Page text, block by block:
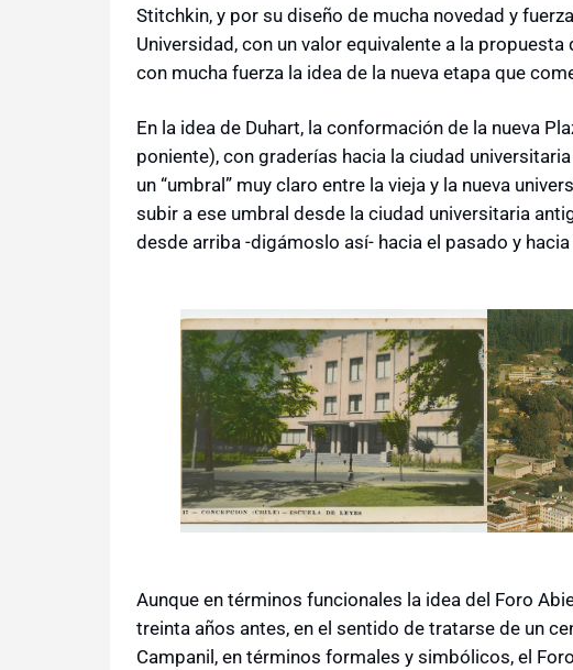
Stitchkin, y por su diseño de mucha novedad y
Universidad, con un valor equivalente a la
con mucha fuerza la idea de la nueva etapa que
En la idea de Duhart, la conformación de la nueva
poniente), con graderías hacia la ciudad
un “umbral” muy claro entre la vieja y la nueva
subir a ese umbral desde la ciudad universitaria
desde arriba -digámoslo así- hacia el pasado y
Aunque en términos funcionales la idea del Foro
treinta años antes, en el sentido de tratarse de un
Campanil, en términos formales y simbólicos, el